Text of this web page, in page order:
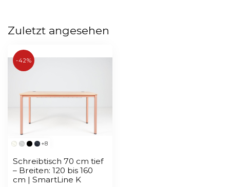
Zuletzt angesehen
+8
-42%
Schreibtisch 70 cm tief
– Breiten: 120 bis 160
cm | SmartLine K